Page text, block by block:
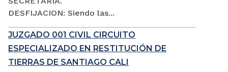
DESFIJACION: Siendo las...
JUZGADO 001 CIVIL CIRCUITO
ESPECIALIZADO EN RESTITUCIÓN DE
TIERRAS DE SANTIAGO CALI